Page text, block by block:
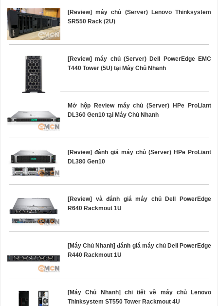
[Review] máy chủ (Server) Lenovo Thinksystem
SR550 Rack (2U)
[Review] máy chủ (Server) Dell PowerEdge EMC
T440 Tower (5U) tại Máy Chủ Nhanh
Mở hộp Review máy chủ (Server) HPe ProLiant
DL360 Gen10 tại Máy Chủ Nhanh
[Review] đánh giá máy chủ (Server) HPe ProLiant
DL380 Gen10
[Review] và đánh giá máy chủ Dell PowerEdge
R640 Rackmout 1U
[Máy Chủ Nhanh] đánh giá máy chủ Dell PowerEdge
R440 Rackmout 1U
[Máy Chủ Nhanh] chi tiết về máy chủ Lenovo
Thinksystem ST550 Tower Rackmout 4U